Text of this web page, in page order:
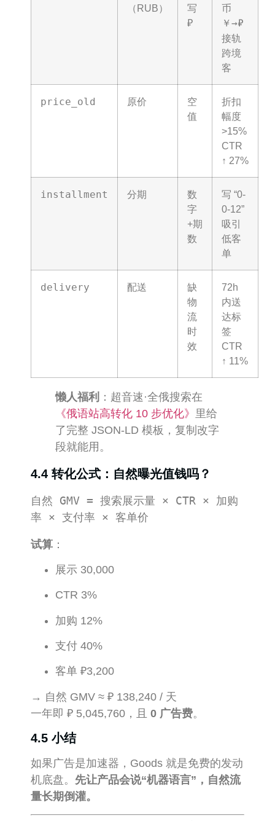
（RUB）
写
₽
币
￥→₽
接轨
跨境
客
price_old 原价
空
值
折扣
幅度
>15%
CTR
↑ 27%
installment 分期
数
字
+期
数
写 “0-
0-12”
吸引
低客
单
delivery 配送
缺
物
流
时
效
72h
内送
达标
签
CTR
↑ 11%
懒人福利 ：超音速·全俄搜索在
《俄语站高转化 10 步优化》 里给
了完整 JSON-LD 模板，复制改字
段就能用。
4.4 转化公式：自然曝光值钱吗？
自然 GMV = 搜索展示量 × CTR × 加购
试算 ：
展示 30,000
CTR 3%
加购 12%
支付 40%
客单 ₽3,200
→ 自然 GMV ≈ ₽ 138,240 / 天
一年即 ₽ 5,045,760，且 0 广告费。
4.5 小结
如果广告是加速器，Goods 就是免费的发动
机底盘。 先让产品会说“机器语言”，自然流
量长期倒灌。